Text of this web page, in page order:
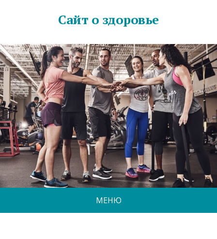
Сайт о здоровье
МЕНЮ